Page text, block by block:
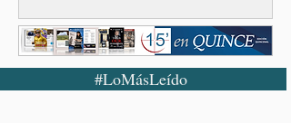
#LoMásLeído